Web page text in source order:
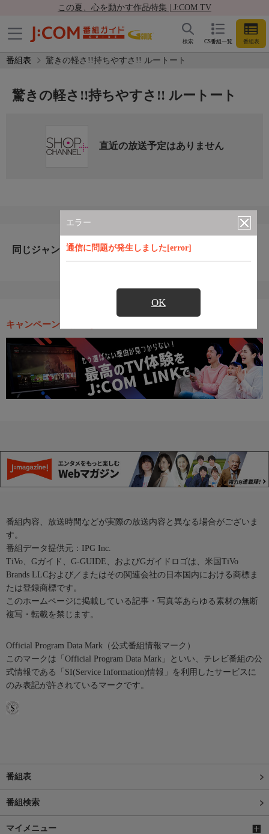
この夏、心を動かす作品特集 | J:COM TV
CS番組一覧 番組表
検索
番組表 驚きの軽さ!!持ちやすさ!! ルートート
エラー
通信に問題が発生しました[error]
OK
驚きの軽さ!!持ちやすさ!! ルートート
直近の放送予定はありません
同じジャンルのおすすめ番組
キャンペーン・お得な情報
番組内容、放送時間などが実際の放送内容と異なる場合がございま
す。
番組データ提供元：IPG Inc.
TiVo、Gガイド、G-GUIDE、およびGガイドロゴは、米国TiVo
Brands LLCおよび／またはその関連会社の日本国内における商標ま
たは登録商標です。
このホームページに掲載している記事・写真等あらゆる素材の無断
複写・転載を禁じます。
Official Program Data Mark（公式番組情報マーク）
このマークは「Official Program Data Mark」といい、テレビ番組の公
式情報である「SI(Service Information)情報」を利用したサービスに
のみ表記が許されているマークです。
番組表
番組検索
マイメニュー